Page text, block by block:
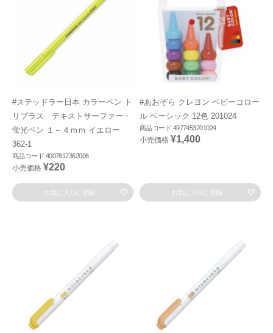
#ステッドラー日本 カラーペン ト
リプラス テキストサーファー・
蛍光ペン １～４ｍｍ イエロー
362-1
商品コード:4007817362006
小売価格 ¥220
お気に入りに登録
#あおぞら クレヨン ベビーコロー
ル ベーシック 12色 201024
商品コード:4977453201024
小売価格 ¥1,400
お気に入りに登録